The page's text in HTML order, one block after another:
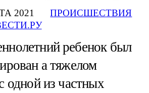
2021
ПРОИСШЕСТВИЯ
ребенок был
а тяжелом
одной из частных